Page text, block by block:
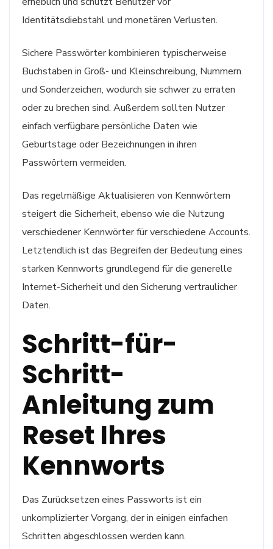
Identitätsdiebstahl und monetären Verlusten.
Sichere Passwörter kombinieren typischerweise
Buchstaben in Groß- und Kleinschreibung, Nummern
und Sonderzeichen, wodurch sie schwer zu erraten
oder zu brechen sind. Außerdem sollten Nutzer
einfach verfügbare persönliche Daten wie
Geburtstage oder Bezeichnungen in ihren
Passwörtern vermeiden.
Das regelmäßige Aktualisieren von Kennwörtern
steigert die Sicherheit, ebenso wie die Nutzung
verschiedener Kennwörter für verschiedene Accounts.
Letztendlich ist das Begreifen der Bedeutung eines
starken Kennworts grundlegend für die generelle
Internet-Sicherheit und den Sicherung vertraulicher
Daten.
Schritt-für-
Schritt-
Anleitung zum
Reset Ihres
Kennworts
Das Zurücksetzen eines Passworts ist ein
unkomplizierter Vorgang, der in einigen einfachen
Schritten abgeschlossen werden kann.